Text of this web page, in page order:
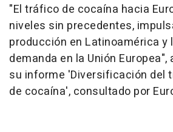
"El tráfico de cocaína hacia
niveles sin precedentes,
producción en Latinoamérica y
demanda en la Unión Europea",
su informe 'Diversificación del
de cocaína', consultado por